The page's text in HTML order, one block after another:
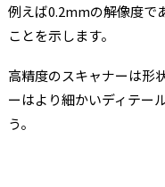
例えば0.2mmの解像度で
ことを示します。
高精度のスキャナーは形
ーはより細かいディテー
う。